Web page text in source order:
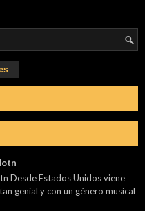
Desde Estados Unidos viene
genial y con un género musical